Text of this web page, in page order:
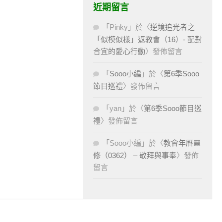
近期留言
「 Pinky 」於〈逆境追光者之
「似模似樣」返教會（16）- 配對
合宜的愛心行動〉發佈留言
「 Sooo小編 」於〈第6季Sooo
節目巡禮〉發佈留言
「 yan 」於〈第6季Sooo節目巡
禮〉發佈留言
「 Sooo小編 」於〈教會年曆靈
修（0362） – 敬拜與事奉〉發佈
留言